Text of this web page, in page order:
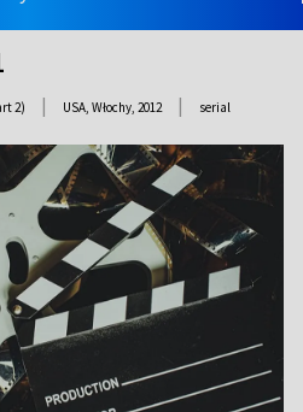
2) | USA, Włochy, 2012 | serial